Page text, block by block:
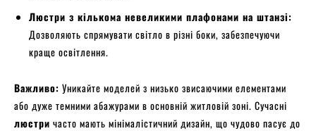
Люстри з кількома невеликими плафонами на штанзі:
Дозволяють спрямувати світло в різні боки, забезпечуючи
краще освітлення.
Важливо: Уникайте моделей з низько звисаючими елементами
або дуже темними абажурами в основній житловій зоні. Сучасні
люстри часто мають мінімалістичний дизайн, що чудово пасує до